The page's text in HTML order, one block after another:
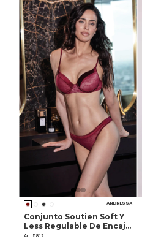
ANDRESSA
Conjunto Soutien Soft Y
Less Regulable De Encaje
Y Raso
Art. 5812